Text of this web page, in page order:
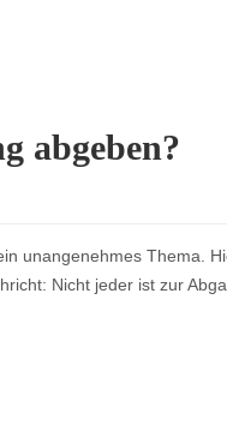
abgeben?
unangenehmes Thema.
Nicht jeder ist zur